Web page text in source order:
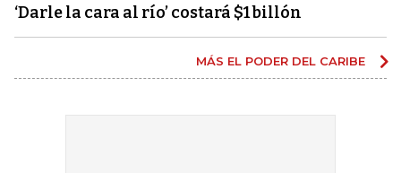
‘Darle la cara al río’ costará $1 billón
MÁS EL PODER DEL CARIBE